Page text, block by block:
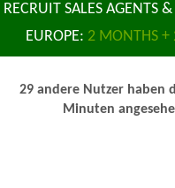
RECRUIT SALES AGENTS
EUROPE: 2 MONTHS +
29 andere Nutzer haben
Minuten